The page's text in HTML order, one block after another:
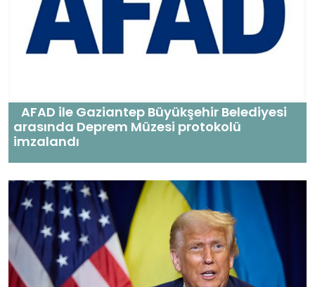
AFAD ile Gaziantep Büyükşehir Belediyesi
arasında Deprem Müzesi protokolü
imzalandı